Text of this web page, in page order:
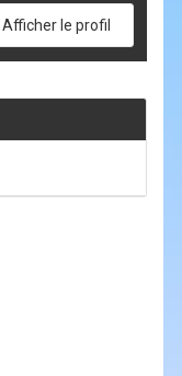
Afficher le profil